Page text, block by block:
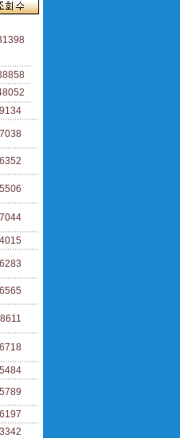
9134
7038
6352
5506
7044
4015
6283
6565
8611
6718
5484
5789
6197
3342